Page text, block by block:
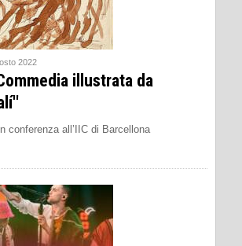
2022
illustrata da
conferenza all’IIC di Barcellona